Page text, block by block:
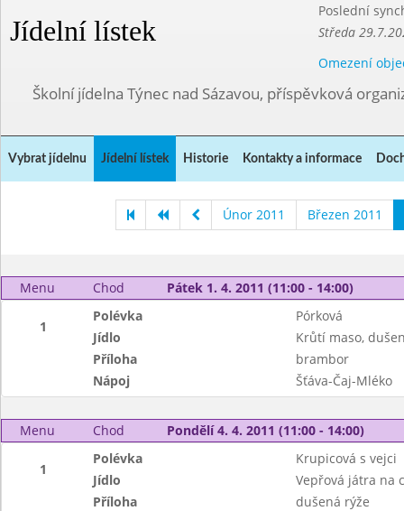
Jídelní lístek
Poslední
Středa
Omezení
Školní jídelna Týnec nad Sázavou, příspěvková
Vybrat jídelnu Jídelní lístek Historie Kontakty a informace
Únor 2011 Březen 2011
Menu Chod Pátek 1. 4. 2011 (11:00 - 14:00)
1
Polévka
Pórková
Jídlo
Krůtí maso,
Příloha
brambor
Nápoj
Šťáva-Čaj-Mléko
Menu Chod Pondělí 4. 4. 2011 (11:00 - 14:00)
1
Polévka
Krupicová s vejci
Jídlo
Vepřová játra na
Příloha
dušená rýže